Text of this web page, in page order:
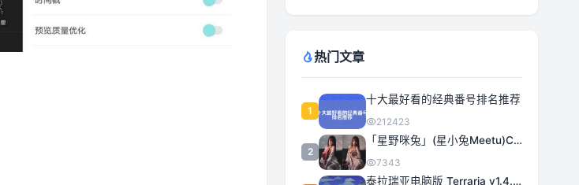
热门文章
1
十大最好看的经典番号排名推荐
212423
2
「星野咪兔」(星小兔Meetu)COS图集全部作品合集 [持续更新]
7343
泰拉瑞亚电脑版 Terraria v1.4.5.3 豪华中文 | 全DLC|解压即撸